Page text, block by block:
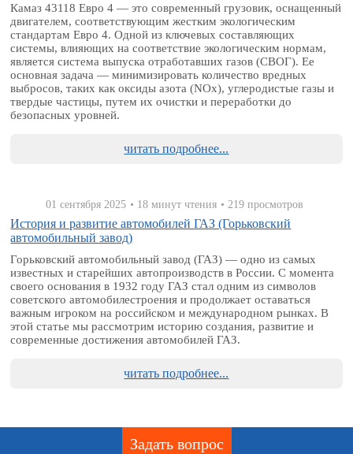
Камаз 43118 Евро 4 — это современный грузовик, оснащенный
двигателем, соответствующим жестким экологическим
стандартам Евро 4. Одной из ключевых составляющих
системы, влияющих на соответствие экологическим нормам,
является система выпуска отработавших газов (СВОГ). Ее
основная задача — минимизировать количество вредных
выбросов, таких как оксиды азота (NOx), углеродистые газы и
твердые частицы, путем их очистки и переработки до
безопасных уровней.
читать подробнее...
01 сентября 2025 • 18 минут чтения • 219 просмотров
История и развитие автомобилей ГАЗ (Горьковский
автомобильный завод)
Горьковский автомобильный завод (ГАЗ) — одно из самых
известных и старейших автопроизводств в России. С момента
своего основания в 1932 году ГАЗ стал одним из символов
советского автомобилестроения и продолжает оставаться
важным игроком на российском и международном рынках. В
этой статье мы рассмотрим историю создания, развитие и
современные достижения автомобилей ГАЗ.
читать подробнее...
Задать вопрос